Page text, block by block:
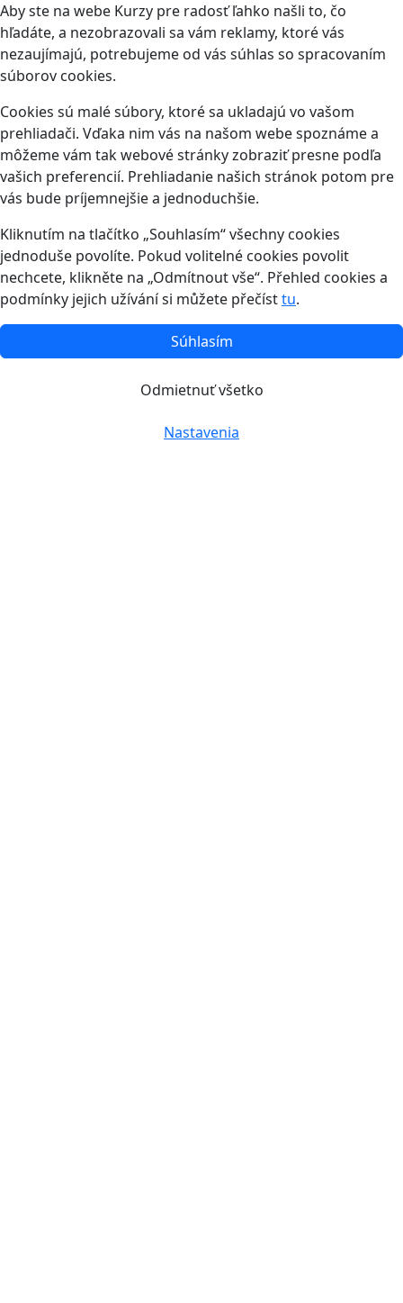
Aby ste na webe Kurzy pre radosť ľahko našli to, čo
hľadáte, a nezobrazovali sa vám reklamy, ktoré vás
nezaujímajú, potrebujeme od vás súhlas so spracovaním
súborov cookies.
Cookies sú malé súbory, ktoré sa ukladajú vo vašom
prehliadači. Vďaka nim vás na našom webe spoznáme a
môžeme vám tak webové stránky zobraziť presne podľa
vašich preferencií. Prehliadanie našich stránok potom pre
vás bude príjemnejšie a jednoduchšie.
Kliknutím na tlačítko „Souhlasím“ všechny cookies
jednoduše povolíte. Pokud volitelné cookies povolit
nechcete, klikněte na „Odmítnout vše“. Přehled cookies a
podmínky jejich užívání si můžete přečísttu.
Súhlasím
Odmietnuť všetko
Nastavenia